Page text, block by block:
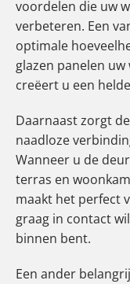
voordelen die uw
verbeteren. Een
optimale
glazen panelen
creëert u een
Daarnaast zorgt
naadloze
Wanneer u de
terras en
maakt het perfect
graag in contact
binnen bent.
Een ander